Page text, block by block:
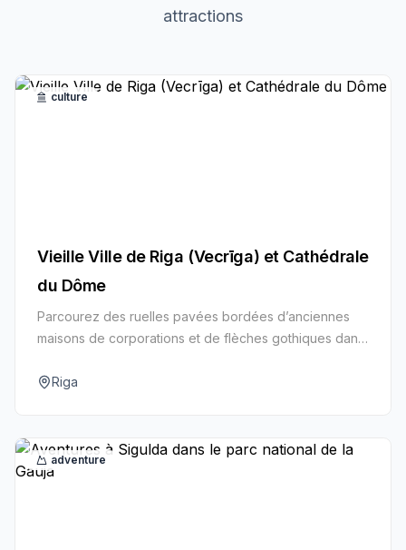
attractions
culture
Vieille Ville de Riga (Vecrīga) et Cathédrale
du Dôme
Parcourez des ruelles pavées bordées d’anciennes
maisons de corporations et de flèches gothiques dans
une vue sur les toits et plongez dans des siècles
Riga
adventure